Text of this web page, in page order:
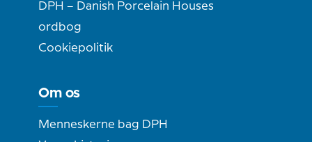
DPH – Danish Porcelain Houses
ordbog
Cookiepolitik
Om os
Menneskerne bag DPH